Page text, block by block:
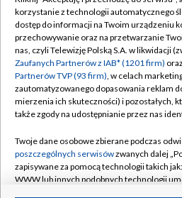
TVP
Abonament TVP
Emisja w TVP
Centrum informacji TVP
Naziemna Telewizja Cyfrowa
Rada Programowa
System NOS
Regulamin
Polityka
Moje
Pomoc
korzystanie z technologii automatycznego
dostęp do informacji na Twoim urządzeniu
przechowywanie oraz na przetwarzanie
nas, czyli Telewizję Polską S.A. w likwidacji
Zaufanych Partnerów z IAB* (1201 firm)
Partnerów TVP (93 firm), w celach
zautomatyzowanego dopasowania reklam
mierzenia ich skuteczności) i pozostałych,
także zgody na udostępnianie przez nas
Twoje dane osobowe zbierane podczas
poszczególnych serwisówzwanych dalej
zapisywane za pomocą technologii takich
WWW lub innych podobnych technologii